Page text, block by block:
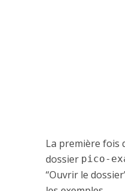
La première fois
dossier pico-
“Ouvrir le